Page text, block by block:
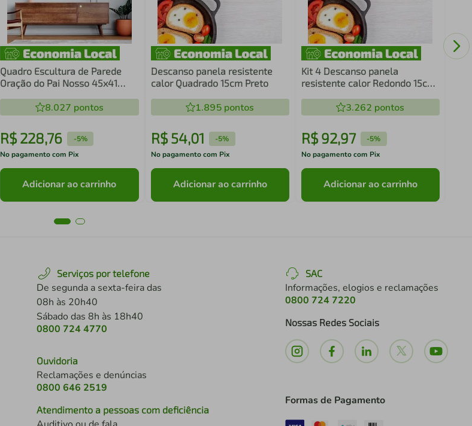
Quadro Escultura de Parede
Oração do Pai Nosso 45x41
8.027 pontos
R$228,76 -5%
No pagamento com Pix
Adicionar ao carrinho
Descanso panela resistente
calor Quadrado 15cm Preto
1.895 pontos
R$ 54,01 -5%
No pagamento com Pix
Adicionar ao carrinho
Kit 4 Descanso panela
resistente calor Redondo 15cm
3.262 pontos
R$ 92,97 -5%
No pagamento com Pix
Adicionar ao carrinho
Serviços por telefone
De segunda a sexta-feira das
08h às 20h40
Sábado das 8h às 18h40
0800 724 4770
Ouvidoria
Reclamações e denúncias
0800 646 2519
Atendimento a pessoas com deficiência
SAC
Informações, elogios e reclamações
0800 724 7220
Nossas Redes Sociais
Formas de Pagamento